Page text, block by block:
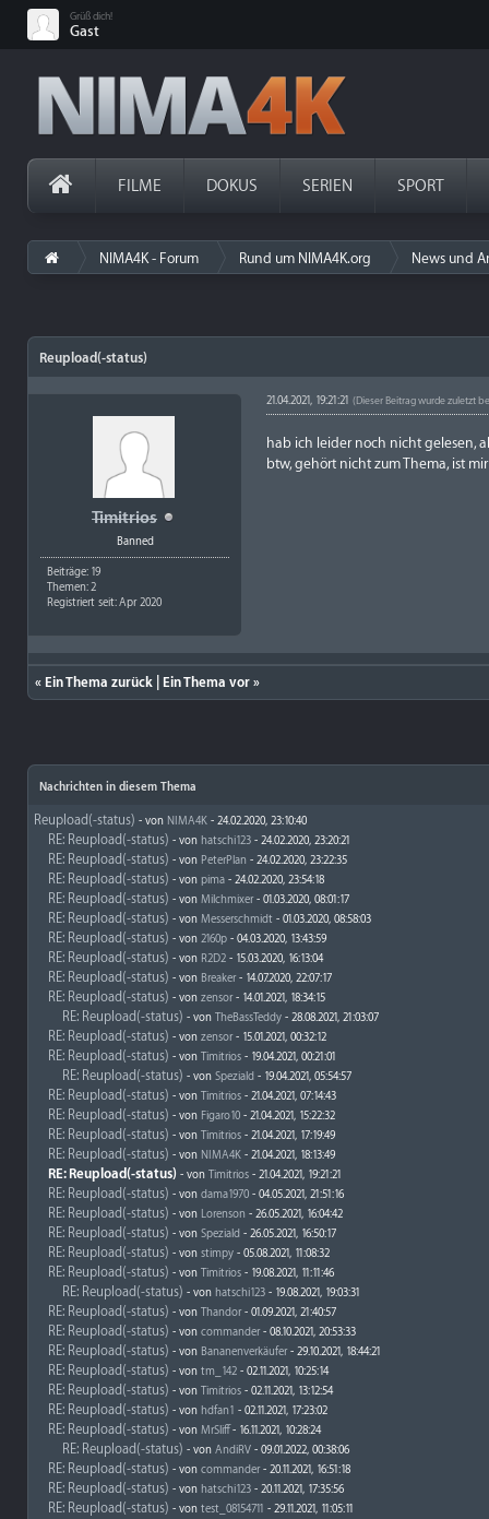
Grüß dich!
Gast
FILME DOKUS SERIEN SPORT
NIMA4K - Forum Rund um NIMA4K.org News und
Reupload(-status)
Timitrios
Banned
Beiträge: 19
Themen: 2
Registriert seit: Apr 2020
21.04.2021, 19:21:21(Dieser Beitrag wurde zuletzt
hab ich leider noch nicht gelesen,
btw, gehört nicht zum Thema, ist
« Ein Thema zurück Ein Thema vor »
Nachrichten in diesem Thema
Reupload(-status) - von NIMA4K - 24.02.2020, 23:10:40
RE: Reupload(-status) - von hatschi123 - 24.02.2020, 23:20:21
RE: Reupload(-status) - von PeterPlan - 24.02.2020, 23:22:35
RE: Reupload(-status) - von pima - 24.02.2020, 23:54:18
RE: Reupload(-status) - von Milchmixer- 01.03.2020, 08:01:17
RE: Reupload(-status) - von Messerschmidt - 01.03.2020, 08:58:03
RE: Reupload(-status) - von 2160p - 04.03.2020, 13:43:59
RE: Reupload(-status) - von R2D2 - 15.03.2020, 16:13:04
RE: Reupload(-status) - von Breaker- 14.07.2020, 22:07:17
RE: Reupload(-status) - von zensor- 14.01.2021, 18:34:15
RE: Reupload(-status) - von TheBassTeddy - 28.08.2021, 21:03:07
RE: Reupload(-status) - von zensor- 15.01.2021, 00:32:12
RE: Reupload(-status) - von Timitrios - 19.04.2021, 00:21:01
RE: Reupload(-status) - von Speziald - 19.04.2021, 05:54:57
RE: Reupload(-status) - von Timitrios - 21.04.2021, 07:14:43
RE: Reupload(-status) - von Figaro10 - 21.04.2021, 15:22:32
RE: Reupload(-status) - von Timitrios - 21.04.2021, 17:19:49
RE: Reupload(-status) - von NIMA4K - 21.04.2021, 18:13:49
RE: Reupload(-status) - von Timitrios - 21.04.2021, 19:21:21
RE: Reupload(-status) - von dama1970 - 04.05.2021, 21:51:16
RE: Reupload(-status) - von Lorenson - 26.05.2021, 16:04:42
RE: Reupload(-status) - von Speziald - 26.05.2021, 16:50:17
RE: Reupload(-status) - von stimpy - 05.08.2021, 11:08:32
RE: Reupload(-status) - von Timitrios - 19.08.2021, 11:11:46
RE: Reupload(-status) - von hatschi123 - 19.08.2021, 19:03:31
RE: Reupload(-status) - von Thandor- 01.09.2021, 21:40:57
RE: Reupload(-status) - von commander- 08.10.2021, 20:53:33
RE: Reupload(-status) - von Bananenverkäufer- 29.10.2021, 18:44:21
RE: Reupload(-status) - von tm_142 - 02.11.2021, 10:25:14
RE: Reupload(-status) - von Timitrios - 02.11.2021, 13:12:54
RE: Reupload(-status) - von hdfan1 - 02.11.2021, 17:23:02
RE: Reupload(-status) - von MrSliff- 16.11.2021, 10:28:24
RE: Reupload(-status) - von AndiRV - 09.01.2022, 00:38:06
RE: Reupload(-status) - von commander- 20.11.2021, 16:51:18
RE: Reupload(-status) - von hatschi123 - 20.11.2021, 17:35:56
RE: Reupload(-status) - von test_08154711 - 29.11.2021, 11:05:11